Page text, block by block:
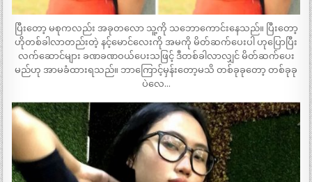
ပြီးတော့ မစုကလည်း အခုတလော သူ့ကို သဘောကောင်းနေသည်။ ပြီးတော့
ဟိုတစ်ခါလာတည်းတဲ့ နင့်မောင်လေးကို အမကို မိတ်ဆက်ပေးပါ ဟုပြောပြီး
လက်ဆောင်များ ခဏခဏဝယ်ပေးသဖြင့် ဒီတစ်ခါလာလျှင် မိတ်ဆက်ပေး
မည်ဟု အာမခံထားရသည်။ ဘာကြောင့်မှန်းတော့မသိ တစ်ခုခုတော့ တစ်ခုခု
ပဲလေ…